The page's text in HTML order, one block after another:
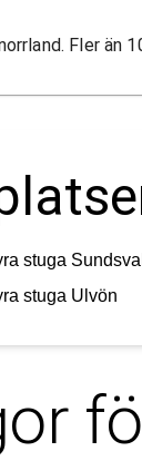
Fler än
stuga Sundsvall
stuga Ulvön